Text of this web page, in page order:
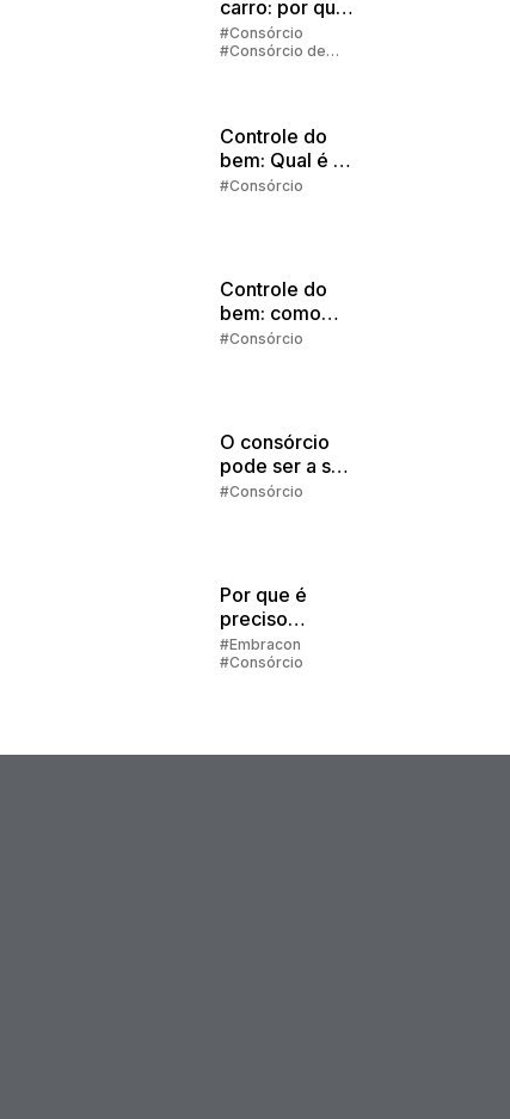
carro: por que
vale a pena
investir?
#Consórcio
#Consórcio de
Controle do
bem: Qual é o
melhor
#Consórcio
Controle do
bem: como
comprar à
#Consórcio
O consórcio
pode ser a sua
melhor
#Consórcio
Por que é
preciso
preencher
alguns dados
#Embracon
#Consórcio